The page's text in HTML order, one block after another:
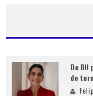
De
de